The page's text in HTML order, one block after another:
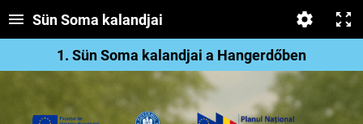
Sün Soma kalandjai
1. Sün Soma kalandjai a Hangerdőben